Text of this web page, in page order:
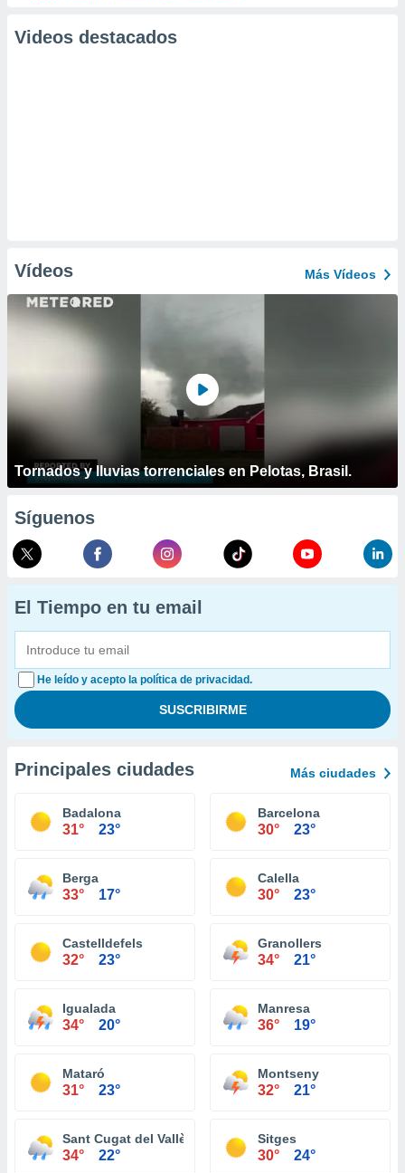
Videos destacados
Vídeos Más Vídeos
Tornados y lluvias torrenciales en Pelotas, Brasil.
Síguenos
El Tiempo en tu email
He leído y acepto la política de privacidad.
Principales ciudades Más ciudades
Badalona
31° 23°
Barcelona
30° 23°
Berga
33° 17°
Calella
30° 23°
Castelldefels
32° 23°
Granollers
34° 21°
Igualada
34° 20°
Manresa
36° 19°
Mataró
31° 23°
Montseny
32° 21°
Sant Cugat del Vallès
34° 22°
Sitges
30° 24°